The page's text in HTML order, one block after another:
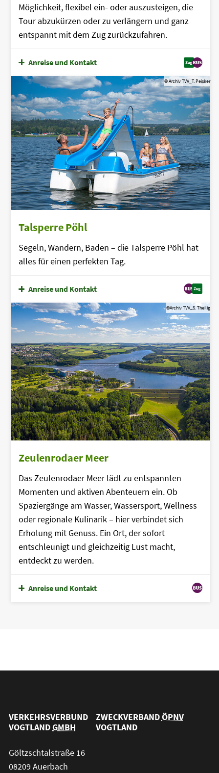
Möglichkeit, flexibel ein- oder auszusteigen, die
Tour abzukürzen oder zu verlängern und ganz
entspannt mit dem Zug zurückzufahren.
Anreise und Kontakt
Talsperre Pöhl
© Archiv TVV_T. Peisker
Segeln, Wandern, Baden – die Talsperre Pöhl hat
alles für einen perfekten Tag.
Anreise und Kontakt
Zeulenrodaer Meer
©Archiv TVV_S. Theilig
Das Zeulenrodaer Meer lädt zu entspannten
Momenten und aktiven Abenteuern ein. Ob
Spaziergänge am Wasser, Wassersport, Wellness
oder regionale Kulinarik – hier verbindet sich
Erholung mit Genuss. Ein Ort, der sofort
entschleunigt und gleichzeitig Lust macht,
entdeckt zu werden.
Anreise und Kontakt
VERKEHRSVERBUND
VOGTLANDGMBH
ZWECKVERBANDÖPNV
VOGTLAND
Göltzschtalstraße 16
08209 Auerbach